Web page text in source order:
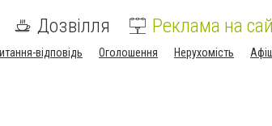
Дозвілля Реклама на
відповідь Оголошення Нерухомість